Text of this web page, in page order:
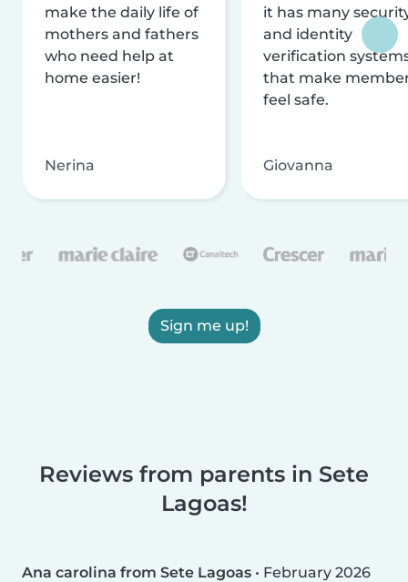
make the daily life of
mothers and fathers
who need help at
home easier!
Nerina
it has many
and identity
verification
that make
feel safe.
Giovanna
Sign me up!
Reviews from parents in Sete
Lagoas!
Ana carolina from Sete Lagoas • February 2026